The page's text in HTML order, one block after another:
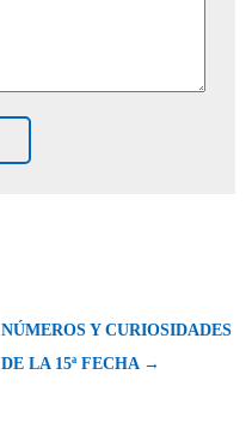
NÚMEROS Y CURIOSIDADES
DE LA 15ª FECHA →